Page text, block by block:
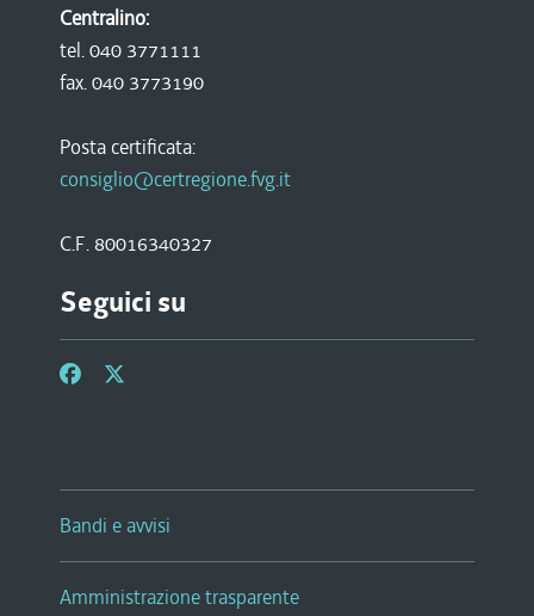
Centralino:
tel. 040 3771111
fax. 040 3773190
Posta certificata:
consiglio@certregione.fvg.it
C.F. 80016340327
Seguici su
Bandi e avvisi
Amministrazione trasparente